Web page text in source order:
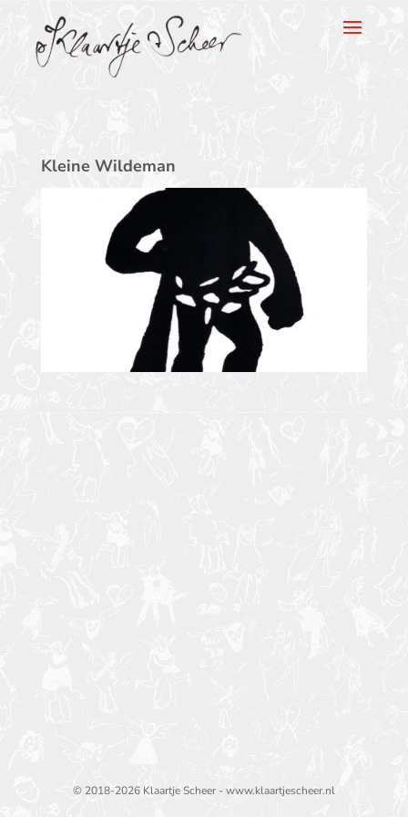
Klaartje Scheer
Kleine Wildeman
© 2018-2026 Klaartje Scheer - www.klaartjescheer.nl